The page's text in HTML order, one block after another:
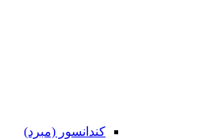
کندانسور (مبرد)